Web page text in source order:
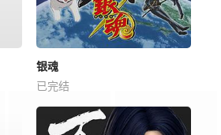
银魂
已完结